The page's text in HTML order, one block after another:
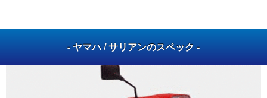
- ヤマハ / サリアンのスペック -